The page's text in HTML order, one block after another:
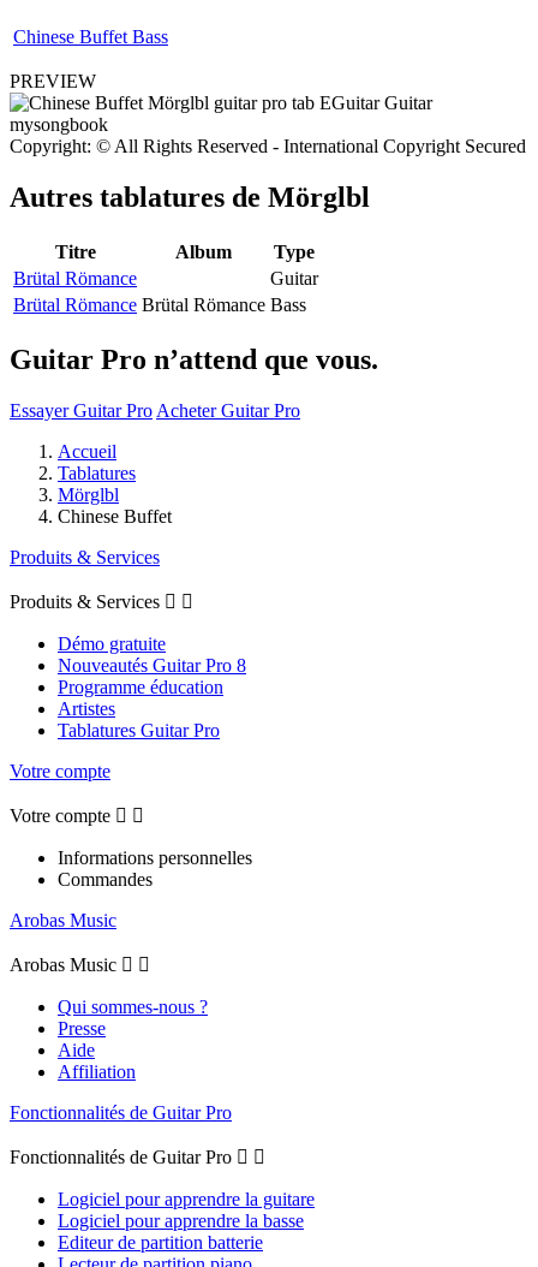
Chinese Buffet Bass
PREVIEW
Copyright: © All Rights Reserved - International Copyright Secured
Autres tablatures de Mörglbl
Titre Album
Type
Brütal Römance
Guitar
Brütal Römance Brütal Römance Bass
Guitar Pro n’attend que vous.
Essayer Guitar Pro Acheter Guitar Pro
Accueil
Tablatures
Mörglbl
Chinese Buffet
Produits & Services
Produits & Services  
Démo gratuite
Nouveautés Guitar Pro 8
Programme éducation
Artistes
Tablatures Guitar Pro
Votre compte
Votre compte  
Informations personnelles
Commandes
Arobas Music
Arobas Music  
Qui sommes-nous ?
Presse
Aide
Affiliation
Fonctionnalités de Guitar Pro
Fonctionnalités de Guitar Pro  
Logiciel pour apprendre la guitare
Logiciel pour apprendre la basse
Editeur de partition batterie